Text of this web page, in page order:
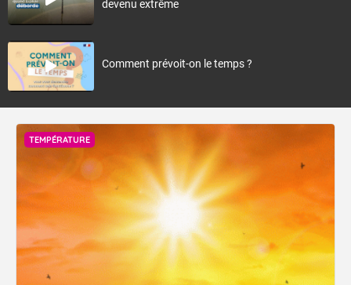
devenu extrême
Comment prévoit-on le temps ?
TEMPÉRATURE